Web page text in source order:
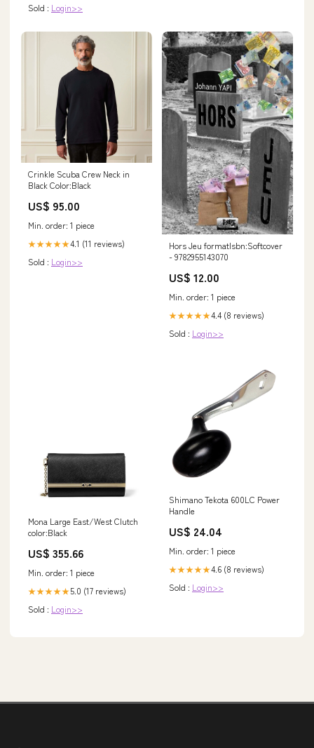
Sold : Login>>
Crinkle Scuba Crew Neck in
Black Color:Black
US$ 95.00
Min. order: 1 piece
★★★★★4.1 (11 reviews)
Sold : Login>>
Hors Jeu formatIsbn:Softcover
- 9782955143070
US$ 12.00
Min. order: 1 piece
★★★★★4.4 (8 reviews)
Sold : Login>>
Mona Large East/West Clutch
color:Black
US$ 355.66
Min. order: 1 piece
★★★★★5.0 (17 reviews)
Sold : Login>>
Shimano Tekota 600LC Power
Handle
US$ 24.04
Min. order: 1 piece
★★★★★4.6 (8 reviews)
Sold : Login>>